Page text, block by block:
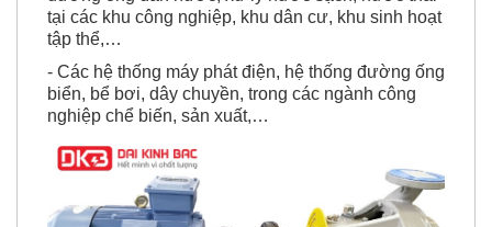
tập thể,…
- Các hệ thống máy phát điện, hệ thống đường ống
biển, bể bơi, dây chuyền, trong các ngành công
nghiệp chể biến, sản xuất,…